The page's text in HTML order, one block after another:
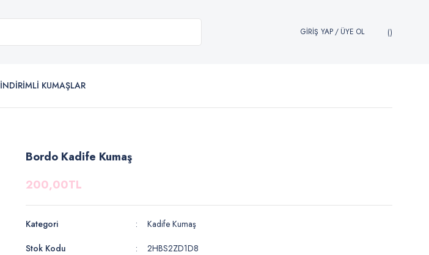
GİRİŞ YAP/ ÜYE OL
İNDİRİMLİ KUMAŞLAR
Bordo Kadife Kumaş
200,00TL
Kategori
Kadife Kumaş
Stok Kodu
2HBS2ZD1D8